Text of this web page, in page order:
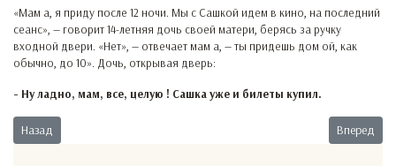
«Мам а, я приду после 12 ночи. Мы с Сашкой идем в кино, на последний
сеанс», — говорит 14-летняя дочь своей матери, берясь за ручку
входной двери. «Нет», — отвечает мам а, — ты придешь дом ой, как
обычно, до 10». Дочь, открывая дверь:
- Ну ладно, мам, все, целую ! Сашка уже и билеты купил.
Предыдущий: Маловато будет
Назад Вперед